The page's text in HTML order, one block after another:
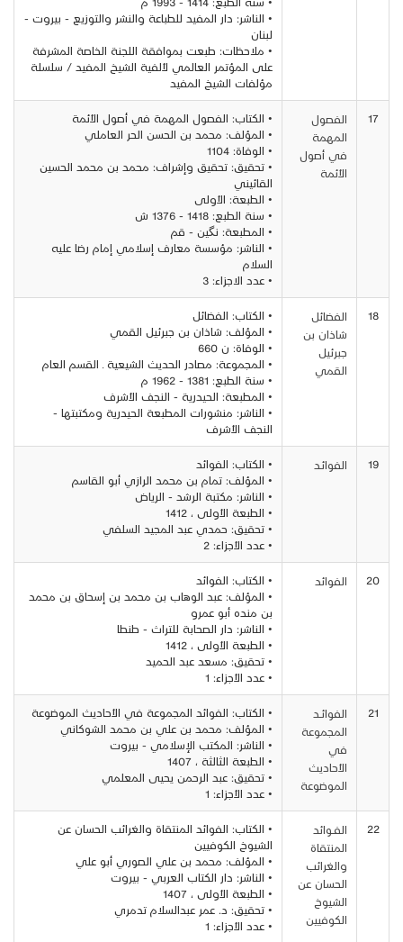
• الناشر: دار المفيد للطباعة والنشر والتوزيع - بيروت -
لبنان
• ملاحظات: طبعت بموافقة اللجنة الخاصة المشرفة
على المؤتمر العالمي لألفية الشيخ المفيد / سلسلة
مؤلفات الشيخ المفيد
17
الفصول
المهمة
في أصول
الأئمة
• الكتاب: الفصول المهمة في أصول الأئمة
• المؤلف: محمد بن الحسن الحر العاملي
• الوفاة: 1104
• تحقيق: تحقيق وإشراف: محمد بن محمد الحسين
القائيني
• الطبعة: الأولى
• سنة الطبع: 1418 - 1376 ش
• المطبعة: نگين - قم
• الناشر: مؤسسة معارف إسلامي إمام رضا عليه
السلام
• عدد الاجزاء: 3
18
الفضائل
شاذان بن
جبرئيل
القمي
• الكتاب: الفضائل
• المؤلف: شاذان بن جبرئيل القمي
• الوفاة: ن 660
• المجموعة: مصادر الحديث الشيعية ـ القسم العام
• سنة الطبع: 1381 - 1962 م
• المطبعة: الحيدرية - النجف الأشرف
• الناشر: منشورات المطبعة الحيدرية ومكتبتها -
النجف الأشرف
19 الفوائـد
• الكتاب: الفوائد
• المؤلف: تمام بن محمد الرازي أبو القاسم
• الناشر: مكتبة الرشد - الرياض
• الطبعة الأولى ، 1412
• تحقيق: حمدي عبد المجيد السلفي
• عدد الأجزاء: 2
20 الفوائد
• الكتاب: الفوائد
• المؤلف: عبد الوهاب بن محمد بن إسحاق بن محمد
بن منده أبو عمرو
• الناشر: دار الصحابة للتراث - طنطا
• الطبعة الأولى ، 1412
• تحقيق: مسعد عبد الحميد
• عدد الأجزاء: 1
21
الفوائــد
المجموعة
في
الأحاديث
الموضوعة
• الكتاب: الفوائد المجموعة في الأحاديث الموضوعة
• المؤلف: محمد بن علي بن محمد الشوكاني
• الناشر: المكتب الإسلامي - بيروت
• الطبعة الثالثة ، 1407
• تحقيق: عبد الرحمن يحيى المعلمي
• عدد الأجزاء: 1
22
الفــوائد
المنتقاة
والغرائب
الحسان عن
الشيوخ
الكوفيين
• الكتاب: الفوائد المنتقاة والغرائب الحسان عن
الشيوخ الكوفيين
• المؤلف: محمد بن علي الصوري أبو علي
• الناشر: دار الكتاب العربي - بيروت
• الطبعة الأولى ، 1407
• تحقيق: د. عمر عبدالسلام تدمري
• عدد الأجزاء: 1